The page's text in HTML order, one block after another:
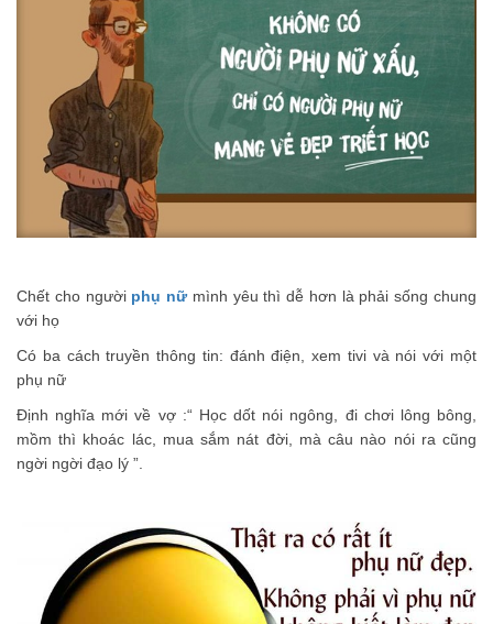
Chết cho người phụ nữmình yêu thì dễ hơn là phải sống chung
với họ
Có ba cách truyền thông tin: đánh điện, xem tivi và nói với một
phụ nữ
Định nghĩa mới về vợ :“ Học dốt nói ngông, đi chơi lông bông,
mồm thì khoác lác, mua sắm nát đời, mà câu nào nói ra cũng
ngời ngời đạo lý ”.